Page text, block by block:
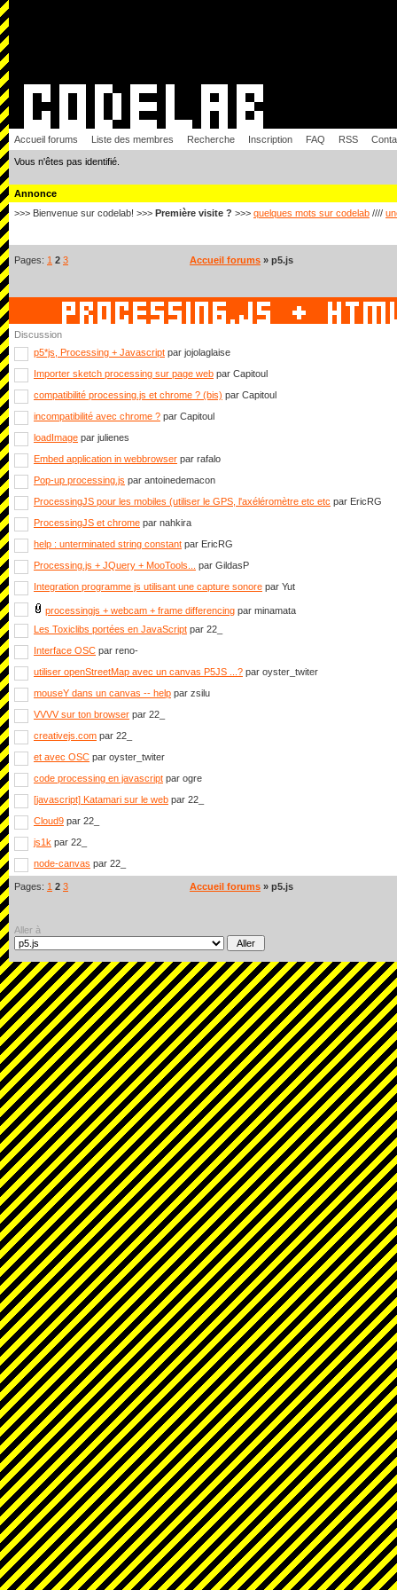
Accueil forums Liste des membres Recherche Inscription FAQ RSS
Vous n'êtes pas identifié.
Annonce
>>> Bienvenue sur codelab! >>> Première visite ? >>> quelques mots sur codelab ////
Pages: 1 2 3 Accueil forums » p5.js
Discussion
p5*js, Processing + Javascript par jojolaglaise
Importer sketch processing sur page web par Capitoul
compatibilité processing.js et chrome ? (bis) par Capitoul
incompatibilité avec chrome ? par Capitoul
loadImage par julienes
Embed application in webbrowser par rafalo
Pop-up processing.js par antoinedemacon
ProcessingJS pour les mobiles (utiliser le GPS, l'axéléromètre etc etc par EricRG
ProcessingJS et chrome par nahkira
help : unterminated string constant par EricRG
Processing.js + JQuery + MooTools...
par GildasP
Integration programme js utilisant une capture sonore par Yut
processingjs + webcam + frame differencing par minamata
Les Toxiclibs portées en JavaScript par 22_
Interface OSC par reno-
utiliser openStreetMap avec un canvas P5JS ...? par oyster_twiter
mouseY dans un canvas -- help par zsilu
VVVV sur ton browser par 22_
creativejs.com par 22_
et avec OSC par oyster_twiter
code processing en javascript par ogre
[javascript] Katamari sur le web par 22_
Cloud9 par 22_
js1k par 22_
node-canvas par 22_
Pages: 1 2 3 Accueil forums » p5.js
Aller à